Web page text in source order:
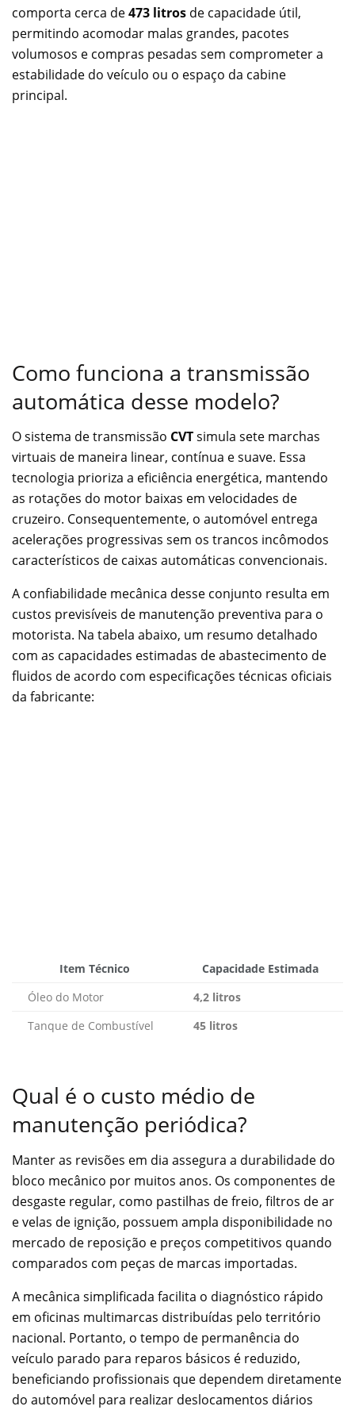
comporta cerca de473 litros de capacidade útil,
permitindo acomodar malas grandes, pacotes
volumosos e compras pesadas sem comprometer a
estabilidade do veículo ou o espaço da cabine
principal.
Como funciona a transmissão
automática desse modelo?
O sistema de transmissão CVTsimula sete marchas
virtuais de maneira linear, contínua e suave. Essa
tecnologia prioriza a eficiência energética, mantendo
as rotações do motor baixas em velocidades de
cruzeiro. Consequentemente, o automóvel entrega
acelerações progressivas sem os trancos incômodos
característicos de caixas automáticas convencionais.
A confiabilidade mecânica desse conjunto resulta em
custos previsíveis de manutenção preventiva para o
motorista. Na tabela abaixo, um resumo detalhado
com as capacidades estimadas de abastecimento de
fluidos de acordo com especificações técnicas oficiais
da fabricante:
Item Técnico
Capacidade Estimada
Óleo do Motor
4,2 litros
Tanque de Combustível
45 litros
Qual é o custo médio de
manutenção periódica?
Manter as revisões em dia assegura a durabilidade do
bloco mecânico por muitos anos. Os componentes de
desgaste regular, como pastilhas de freio, filtros de ar
e velas de ignição, possuem ampla disponibilidade no
mercado de reposição e preços competitivos quando
comparados com peças de marcas importadas.
A mecânica simplificada facilita o diagnóstico rápido
em oficinas multimarcas distribuídas pelo território
nacional. Portanto, o tempo de permanência do
veículo parado para reparos básicos é reduzido,
beneficiando profissionais que dependem diretamente
do automóvel para realizar deslocamentos diários